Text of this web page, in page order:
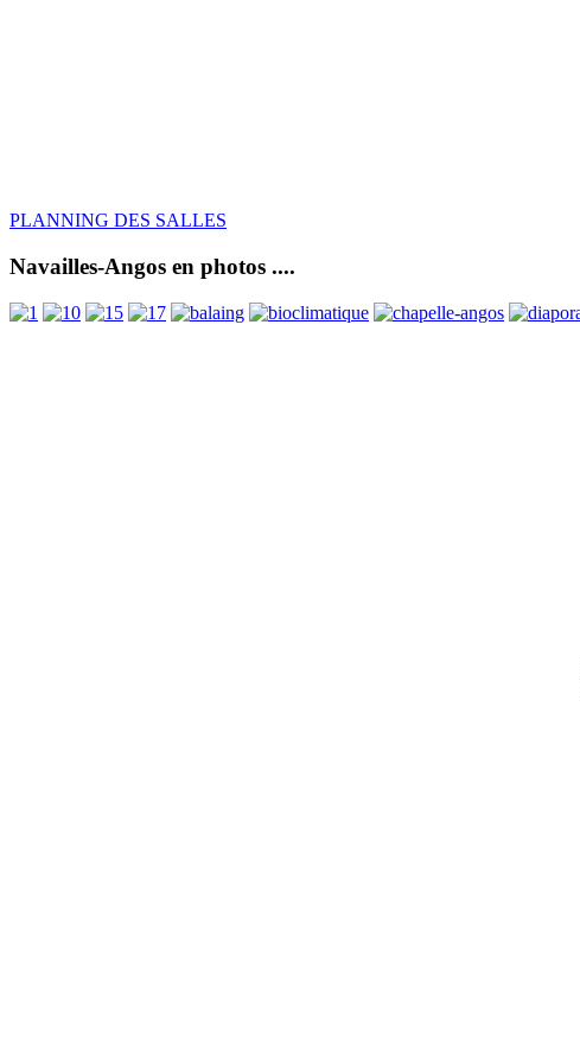
PLANNING DES SALLES
Navailles-Angos en photos ....